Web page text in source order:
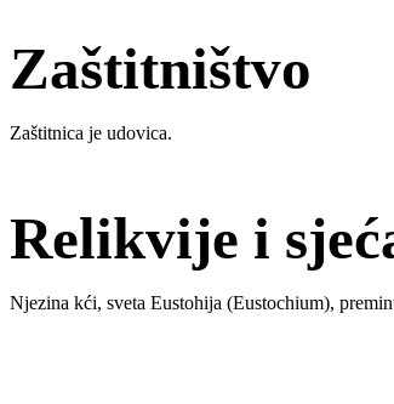
Zaštitništvo
Zaštitnica je udovica.
Relikvije i
Njezina kći, sveta Eustohija (Eustochium),